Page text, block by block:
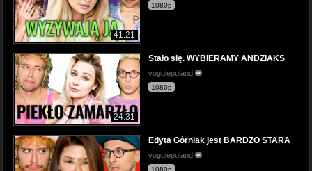
41:21
1080p
24:31
Stało się. WYBIERAMY ANDZIAKS
vogulepoland
1080p
Edyta Górniak jest BARDZO STARA
vogulepoland
1080p